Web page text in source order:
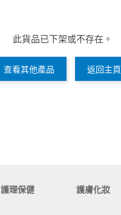
此貨品已下架或不存在。
查看其他產品 返回主頁
護理保健 護膚化妝